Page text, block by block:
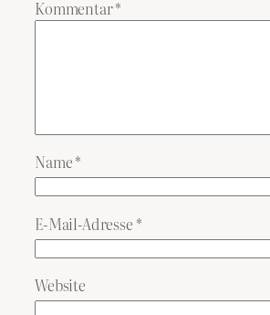
Kommentar*
Name*
E-Mail-Adresse *
Website